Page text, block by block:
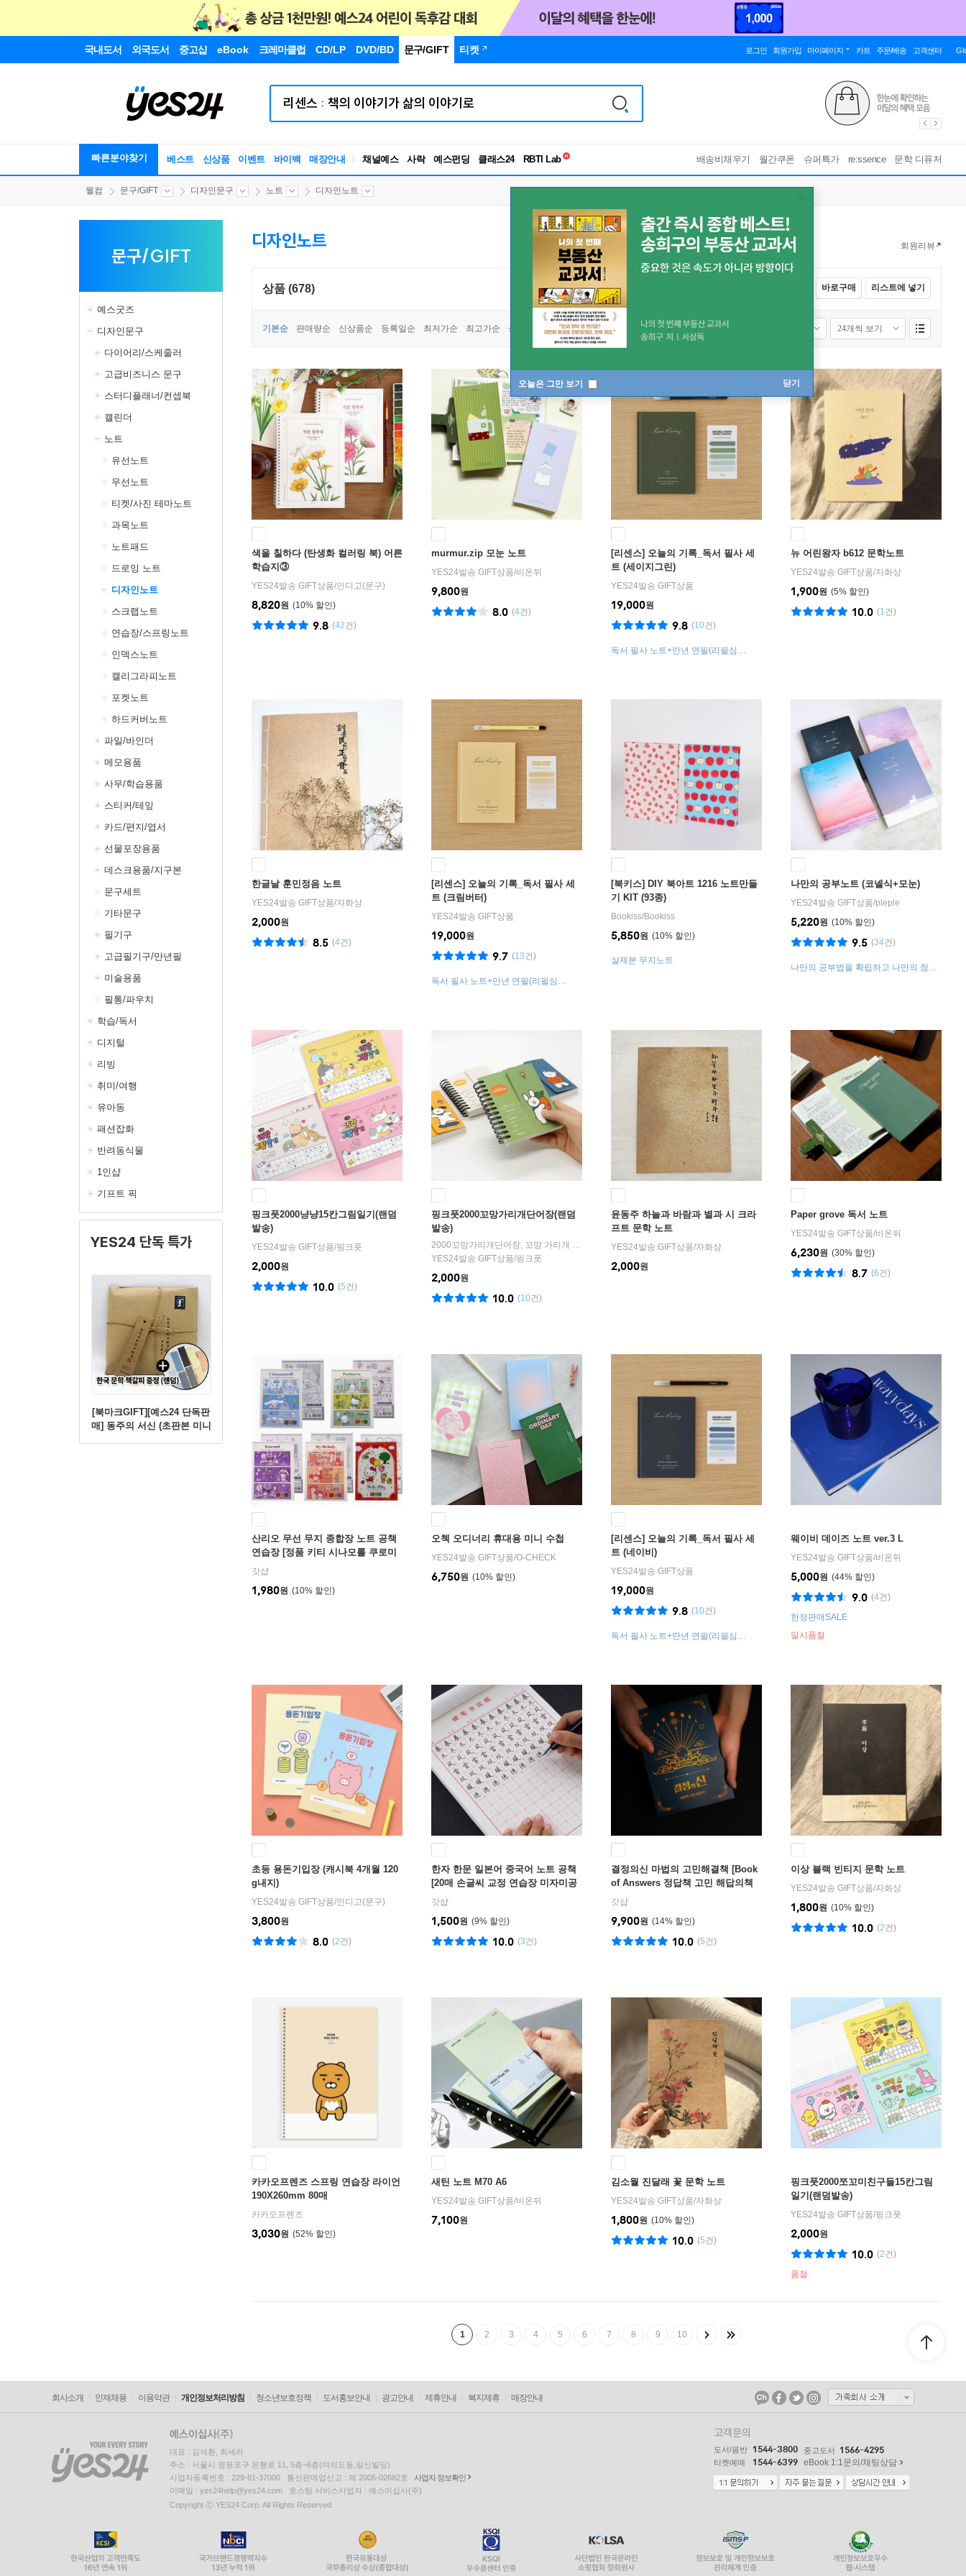
국내도서 외국도서 중고샵 eBook 크레마클럽 CD/LP DVD/BD 문구/GIFT 티켓 로그인 회원가입 마이페이지 카트 주문/배송 고객센터
빠른분야찾기 베스트 신상품 이벤트 바이백 매장안내 채널예스 사락 예스펀딩 클래스24
독서유형검사
배송비채우기 월간쿠폰 슈퍼특가 re:ssence 문학 디퓨저
오늘은 그만 보기 닫기
웰컴 문구/GIFT 디자인문구 노트 디자인노트
문구/GIFT
예스굿즈
디자인문구
다이어리/스케줄러
고급비즈니스 문구
스터디플래너/컨셉북
캘린더
노트
유선노트
무선노트
티켓/사진 테마노트
과목노트
노트패드
드로잉 노트
디자인노트
스크랩노트
연습장/스프링노트
인덱스노트
캘리그라피노트
포켓노트
하드커버노트
파일/바인더
메모용품
사무/학습용품
스티커/테잎
카드/편지/엽서
선물포장용품
데스크용품/지구본
문구세트
기타문구
필기구
고급필기구/만년필
미술용품
필통/파우치
학습/독서
디지털
리빙
취미/여행
유아동
패션잡화
반려동식물
1인샵
기프트 픽
YES24 단독 특가
[북마크GIFT][예스24 단독판
매] 동주의 서신 (초판본 미니
디자인노트 회원리뷰
상품 (678) 바로구매 리스트에 넣기
기본순 판매량순 신상품순 등록일순 최저가순 최고가순 상품명순 쿠폰상품 보기 모든배송상품 보기
색을 칠하다 (탄생화 컬러링 북) 어른
학습지③
YES24발송 GIFT상품/인디고(문구)
10%
8,820원
(42건)
9.8
murmur.zip 모눈 노트
YES24발송 GIFT상품/비온뒤
9,800원
(4건)
8.0
[리센스] 오늘의 기록_독서 필사 세
트 (세이지그린)
YES24발송 GIFT상품
19,000원
(10건)
9.8
독서 필사 노트+만년 연필(리필심
뉴 어린왕자 b612 문학노트
YES24발송 GIFT상품/자화상
5%
1,900원
(1건)
10.0
한글날 훈민정음 노트
YES24발송 GIFT상품/자화상
2,000원
(4건)
8.5
[리센스] 오늘의 기록_독서 필사 세
트 (크림버터)
YES24발송 GIFT상품
19,000원
(13건)
9.7
독서 필사 노트+만년 연필(리필심
[북키스] DIY 북아트 1216 노트만들
기 KIT (93종)
Bookiss/Bookiss
10%
5,850원
실제본 무지노트
나만의 공부노트 (코넬식+모눈)
YES24발송 GIFT상품/pleple
10%
5,220원
(34건)
9.5
나만의 공부법을 확립하고 나만의 참고
핑크풋2000냥냥15칸그림일기(랜덤
발송)
YES24발송 GIFT상품/핑크풋
2,000원
(5건)
10.0
핑크풋2000꼬망가리개단어장(랜덤
발송)
2000꼬망가리개단어장, 꼬망 가리개 단어장, 영단어암기장, 영단어 암기장, 중국어암기, 중국어 암기, 일본어암기, 일본
YES24발송 GIFT상품/핑크풋
2,000원
(10건)
10.0
윤동주 하늘과 바람과 별과 시 크라
프트 문학 노트
YES24발송 GIFT상품/자화상
2,000원
Paper grove 독서 노트
YES24발송 GIFT상품/비온뒤
30%
6,230원
(6건)
8.7
산리오 무선 무지 종합장 노트 공책
연습장 [정품 키티 시나모롤 쿠로미
포차코 마이멜로디 생일 답례품 초
갓샵
10%
1,980원
오첵 오디너리 휴대용 미니 수첩
YES24발송 GIFT상품/O-CHECK
10%
6,750원
[리센스] 오늘의 기록_독서 필사 세
트 (네이비)
YES24발송 GIFT상품
19,000원
(10건)
9.8
독서 필사 노트+만년 연필(리필심
웨이비 데이즈 노트 ver.3 L
YES24발송 GIFT상품/비온뒤
44%
5,000원
(4건)
9.0
일시품절
한정판매SALE
초등 용돈기입장 (캐시북 4개월 120
g내지)
YES24발송 GIFT상품/인디고(문구)
3,800원
(2건)
8.0
한자 한문 일본어 중국어 노트 공책
[20매 손글씨 교정 연습장 미자미공
지 모눈노트]
갓샵
9%
1,500원
(3건)
10.0
결정의신 마법의 고민해결책 [Book
of Answers 정답책 고민 해답의책
내 인생의 해답 책]
갓샵
14%
9,900원
(5건)
10.0
이상 블랙 빈티지 문학 노트
YES24발송 GIFT상품/자화상
10%
1,800원
(2건)
10.0
카카오프렌즈 스프링 연습장 라이언
190X260mm 80매
카카오프렌즈
52%
3,030원
새틴 노트 M70 A6
YES24발송 GIFT상품/비온뒤
7,100원
김소월 진달래 꽃 문학 노트
YES24발송 GIFT상품/자화상
10%
1,800원
(5건)
10.0
핑크풋2000쪼꼬미친구들15칸그림
일기(랜덤발송)
YES24발송 GIFT상품/핑크풋
2,000원
(2건)
10.0
품절
1 2 3 4 5 6 7 8 9 10
회사소개 인재채용 이용약관 개인정보처리방침 청소년보호정책 도서홍보안내 광고안내 제휴안내 복지제휴 매장안내
대표 : 김석환, 최세라
주소 : 서울시 영등포구 은행로 11, 5층~6층(여의도동,일신빌딩)
사업자등록번호 : 229-81-37000 통신판매업신고 : 제 2005-02682호
사업자 정보확인
이메일 : yes24help@yes24.com 호스팅 서비스사업자 : 예스이십사(주)
Copyright ⓒ YES24 Corp. All Rights Reserved.
고객문의
도서/음반 1544-3800 중고도서 1566-4295
티켓예매 1544-6399 eBook 1:1문의/채팅상담
EQUUS12